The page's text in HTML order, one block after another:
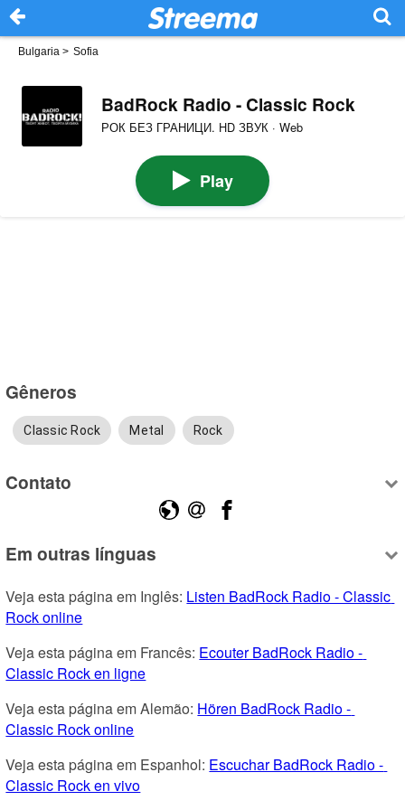
Bulgaria > Sofia
BadRock Radio - Classic Rock
РОК БЕЗ ГРАНИЦИ. HD ЗВУК · Web
Play
Gêneros
Classic Rock Metal Rock
Contato
Em outras línguas
Veja esta página em Inglês: Listen BadRock Radio - Classic
Rock online
Veja esta página em Francês: Ecouter BadRock Radio -
Classic Rock en ligne
Veja esta página em Alemão: Hören BadRock Radio -
Classic Rock online
Veja esta página em Espanhol: Escuchar BadRock Radio -
Classic Rock en vivo